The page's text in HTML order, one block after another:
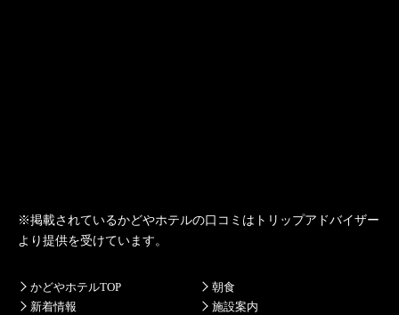
※掲載されているかどやホテルの口コミは トリップアドバイザー
より提供を受けています。
かどやホテルTOP
新着情報
朝食
施設案内